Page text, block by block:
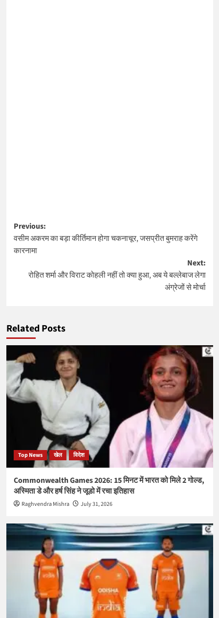
Post
navigation
Previous:
वसीम अकरम का बड़ा कीर्तिमान होगा चकनाचूर, जसप्रीत बुमराह करेंगे
कारनामा
Next:
रोहित शर्मा और विराट कोहली नहीं तो क्या हुआ, अब ये बल्लेबाज लेगा
अंग्रेजों से मोर्चा
Related Posts
Top News खेल विदेश
Commonwealth Games 2026: 15 मिनट में भारत को मिले 2 गोल्ड,
अस्मिता डे और हर्ष सिंह ने जूडो में रचा इतिहास
Raghvendra Mishra July 31, 2026